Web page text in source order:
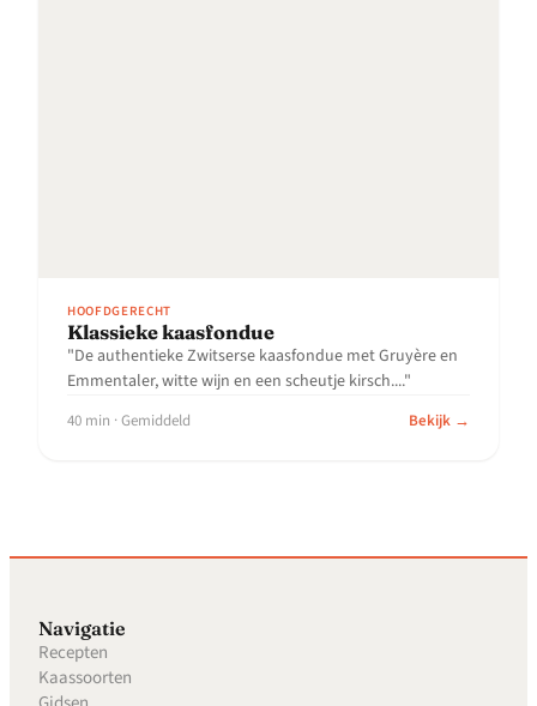
HOOFDGERECHT
Klassieke kaasfondue
"De authentieke Zwitserse kaasfondue met Gruyère en
Emmentaler, witte wijn en een scheutje kirsch...."
40 min · Gemiddeld Bekijk →
Navigatie
Recepten
Kaassoorten